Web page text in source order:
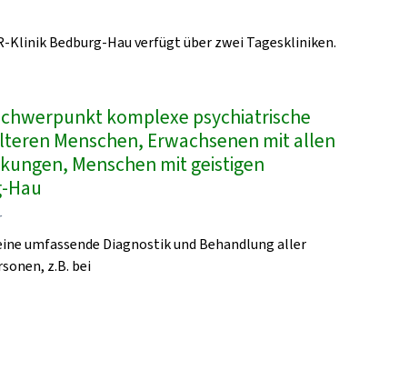
Klinik Bedburg-Hau verfügt über zwei Tageskliniken.
komplexe psychiatrische
Menschen, Erwachsenen mit allen
Menschen mit geistigen
Hau
umfassende Diagnostik und Behandlung aller
z.B. bei